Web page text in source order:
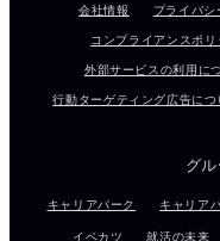
会社情報 プライバシ
コンプライアンスポリ
外部サービスの利用に
行動ターゲティング広告につ